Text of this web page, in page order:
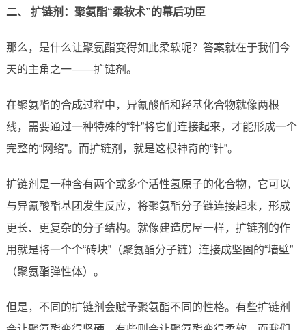
二、 扩链剂：聚氨酯“柔软术”的幕后功臣
那么，是什么让聚氨酯变得如此柔软呢？答案就在于我们今
天的主角之一——扩链剂。
在聚氨酯的合成过程中，异氰酸酯和羟基化合物就像两根
线，需要通过一种特殊的“针”将它们连接起来，才能形成一个
完整的“网络”。而扩链剂，就是这根神奇的“针”。
扩链剂是一种含有两个或多个活性氢原子的化合物，它可以
与异氰酸酯基团发生反应，将聚氨酯分子链连接起来，形成
更长、更复杂的分子结构。就像建造房屋一样，扩链剂的作
用就是将一个个“砖块”（聚氨酯分子链）连接成坚固的“墙壁”
（聚氨酯弹性体）。
但是，不同的扩链剂会赋予聚氨酯不同的性格。有些扩链剂